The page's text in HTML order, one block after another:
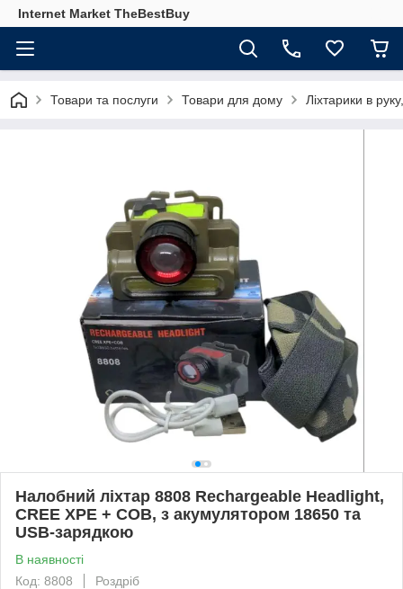
Internet Market TheBestBuy
Товари та послуги Товари для дому Ліхтарики в
Налобний ліхтар 8808 Rechargeable Headlight,
CREE XPE + COB, з акумулятором 18650 та
USB-зарядкою
В наявності
Код: 8808
Роздріб